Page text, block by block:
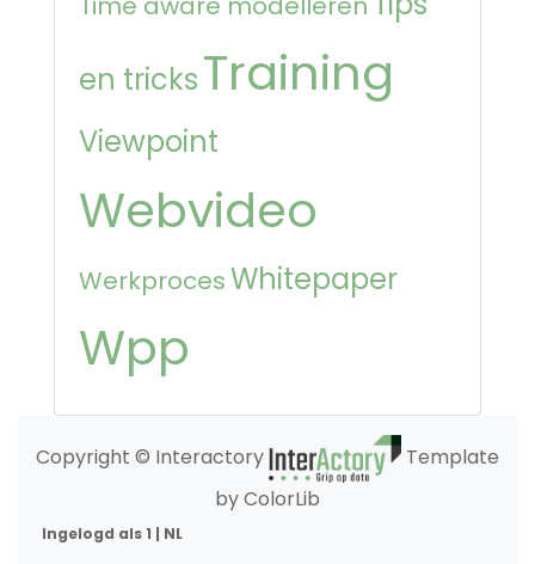
en tricksTraining
Viewpoint
Webvideo
WerkprocesWhitepaper
Wpp
Copyright © Interactory
Template
by ColorLib
Ingelogd als 1 | NL